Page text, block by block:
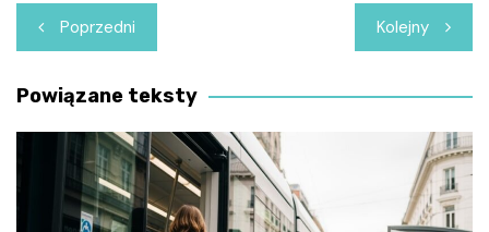
Nawigacja
wpisu
Poprzedni Kolejny
Powiązane teksty